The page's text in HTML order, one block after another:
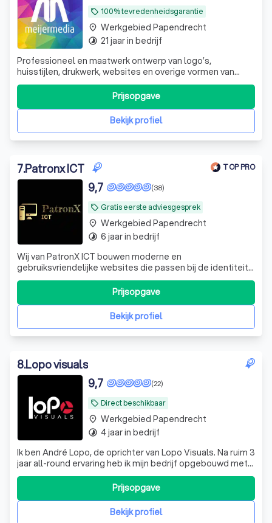
local_offer 100% tevredenheidsgarantie
Professioneel en maatwerk ontwerp van logo’s,
huisstijlen, drukwerk, websites en overige vormen van
creatieve communicatie. Flexibel, betrouwbaar, een
overvloed aan creativiteit en nette prijzen.
Bekijk profiel
Prijsopgave
place Werkgebied Papendrecht
timelapse 21 jaar in bedrijf
7.Patronx ICT TOP PRO
local_offer Gratis eerste adviesgesprek
(38)
9,7
Wij van PatronX ICT bouwen moderne en
gebruiksvriendelijke websites die passen bij de identiteit
van jouw bedrijf. We verzorgen het complete traject: van
ontwerp, domeinregistratie en hosting tot beveiliging,
onderhoud en zoekmachineoptimalisatie (SEO). Daarnaast
ondersteunen wij bij e-mail, Microso
Bekijk profiel
Prijsopgave
place Werkgebied Papendrecht
timelapse 6 jaar in bedrijf
8.Lopo visuals
local_offer Direct beschikbaar
(22)
9,7
Ik ben André Lopo, de oprichter van Lopo Visuals. Na ruim 3
jaar all-round ervaring heb ik mijn bedrijf opgebouwd met
één doel: de beste beelden en storytelling leveren voor
bedrijven die zich willen onderscheiden. Met een focus op
advertenties, evenementen films voor bedrijven en social
media vide
Bekijk profiel
Prijsopgave
place Werkgebied Papendrecht
timelapse 4 jaar in bedrijf